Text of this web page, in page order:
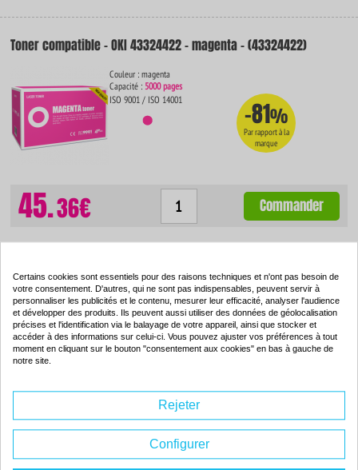
Toner compatible - OKI 43324422 - magenta - (43324422)
Couleur : magenta
Capacité :5000 pages
ISO 9001 / ISO 14001
-81%
Par rapport à la
marque
45.36€ Commander
Toner compatible - OKI 43324421 - jaune - (43324421)
Couleur : jaune
Capacité :5000 pages
ISO 9001 / ISO 14001
-82%
45.
Certains cookies sont essentiels pour des raisons techniques et n'ont pas besoin de
votre consentement. D'autres, qui ne sont pas indispensables, peuvent servir à
personnaliser les publicités et le contenu, mesurer leur efficacité, analyser l'audience
et développer des produits. Ils peuvent aussi utiliser des données de géolocalisation
précises et l'identification via le balayage de votre appareil, ainsi que stocker et
accéder à des informations sur celui-ci. Vous pouvez ajuster vos préférences à tout
moment en cliquant sur le bouton "consentement aux cookies" en bas à gauche de
notre site.
Rejeter
Configurer